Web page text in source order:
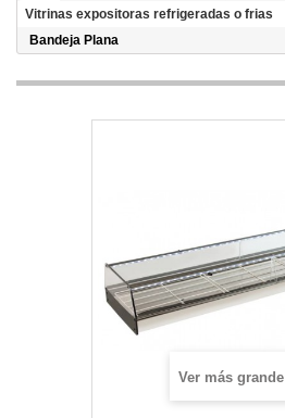
Vitrinas expositoras refrigeradas o frias
Bandeja Plana
Ver más grande